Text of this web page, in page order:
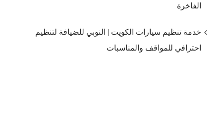
الفاخرة
خدمة تنظيم سيارات الكويت | النوبي للضيافة لتنظيم
احترافي للمواقف والمناسبات